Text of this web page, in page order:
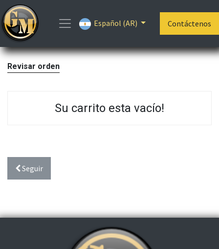
Español (AR) Contáctenos
Revisar orden
Su carrito esta vacío!
Seguir